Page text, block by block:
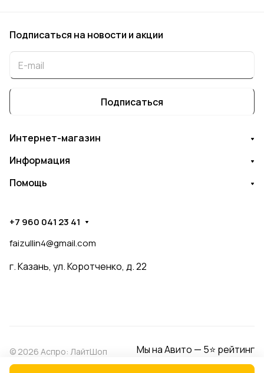
Подписаться на новости и акции
Подписаться
Интернет-магазин
Информация
Помощь
+7 960 041 23 41
faizullin4@gmail.com
г. Казань, ул. Коротченко, д. 22
© 2026 Аспро: ЛайтШоп Мы на Авито — 5⭐ рейтинг